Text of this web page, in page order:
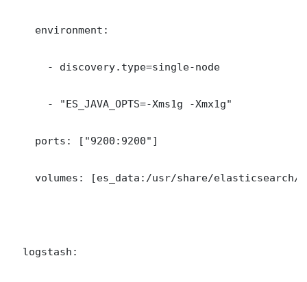
    environment:
      - discovery.type=single-node
      - "ES_JAVA_OPTS=-Xms1g -Xmx1g"
    ports: ["9200:9200"]
volumes: [es_data:/usr/share/elasticsearch/
  logstash: